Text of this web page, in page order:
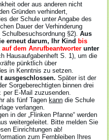
oder aus anderen nicht
Gründen verhindert,
der Schule unter Angabe des
Dauer der Verhinderung
§2). Aus
erneut darum, Ihr Kind bis
dem Anrufbeantworter unter
Hausaufgabenheft S. 1), um die
pünktlich über
in Kenntnis zu setzen.
ausgeschlossen. Später ist der
Sorgeberechtigten binnen drei
per E-Mail zuzusenden.
als fünf Tagen kann die Schule
verlangen.
in der „Flinken Pfanne“ werden
weitergeleitet. Bitte melden Sie
Einrichtungen ab!
zum Fernbleiben Ihres